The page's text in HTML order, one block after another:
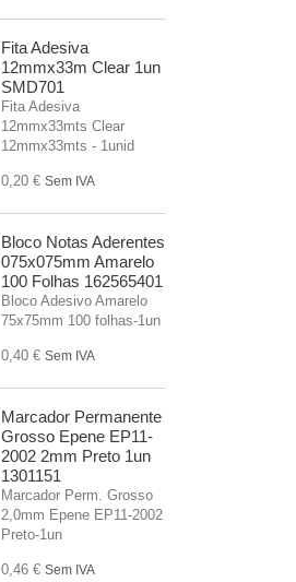
Fita Adesiva
12mmx33m Clear 1un
SMD701
Fita Adesiva
12mmx33mts Clear
12mmx33mts - 1unid
0,20 € Sem IVA
Bloco Notas Aderentes
075x075mm Amarelo
100 Folhas 162565401
Bloco Adesivo Amarelo
75x75mm 100 folhas-1un
0,40 € Sem IVA
Marcador Permanente
Grosso Epene EP11-
2002 2mm Preto 1un
1301151
Marcador Perm. Grosso
2,0mm Epene EP11-2002
Preto-1un
0,46 € Sem IVA